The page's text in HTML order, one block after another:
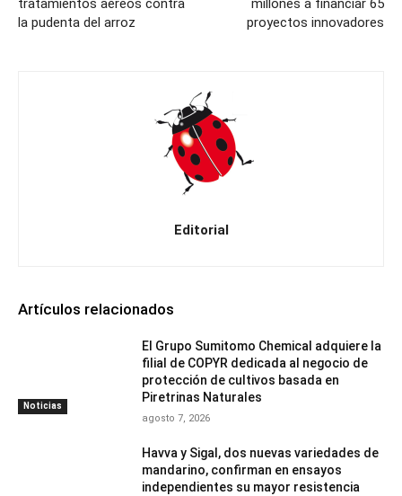
tratamientos aéreos contra
la pudenta del arroz
millones a financiar 65
proyectos innovadores
Editorial
Artículos relacionados
Noticias
El Grupo Sumitomo Chemical adquiere la
filial de COPYR dedicada al negocio de
protección de cultivos basada en
Piretrinas Naturales
agosto 7, 2026
Havva y Sigal, dos nuevas variedades de
mandarino, confirman en ensayos
independientes su mayor resistencia